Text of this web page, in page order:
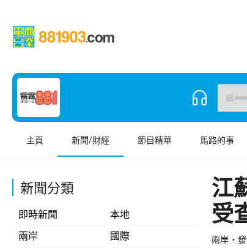
主頁 新聞/財經 節目精華 馬路的事
新聞分類
即時新聞
本地
兩岸
國際
江
受
兩岸